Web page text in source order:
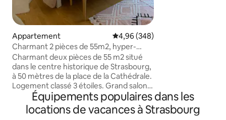
Appartement Évaluation moyenne sur la
4,96 (348)
Charmant 2 pièces de 55m2, hyper-
centre Cathédrale
Charmant deux pièces de 55 m2 situé
dans le centre historique de Strasbourg,
à 50 mètres de la place de la Cathédrale.
Logement classé 3 étoiles. Grand salon
avec canapé convertible, cuisine
ouverte entièrement équipée, grande
chambre avec placards intégrés,
Équipements populaires dans les
locations de vacances à Strasbourg